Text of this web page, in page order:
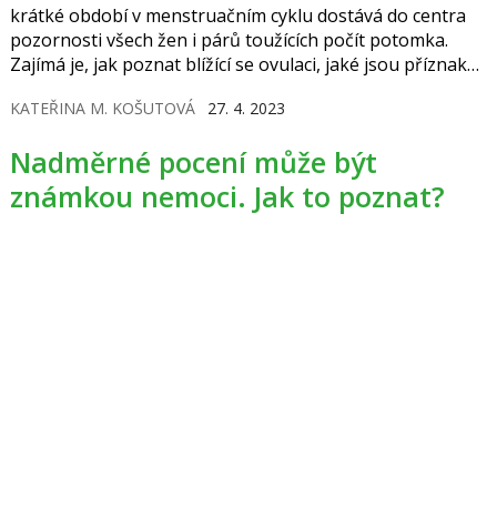
krátké období v menstruačním cyklu dostává do centra
pozornosti všech žen i párů toužících počít potomka.
Zajímá je, jak poznat blížící se ovulaci, jaké jsou příznaky
samotné tělo, ale existují i jiné prostředky k rozpoznání
KATEŘINA M. KOŠUTOVÁ 27. 4. 2023
Nadměrné pocení může být
známkou nemoci. Jak to poznat?